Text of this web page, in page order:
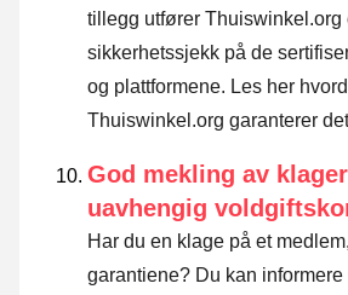
tillegg utfører Thuiswinkel.org
sikkerhetssjekk på de
og plattformene. Les her
Thuiswinkel.org garanterer
God mekling av
uavhengig
Har du en klage på et
garantiene? Du kan